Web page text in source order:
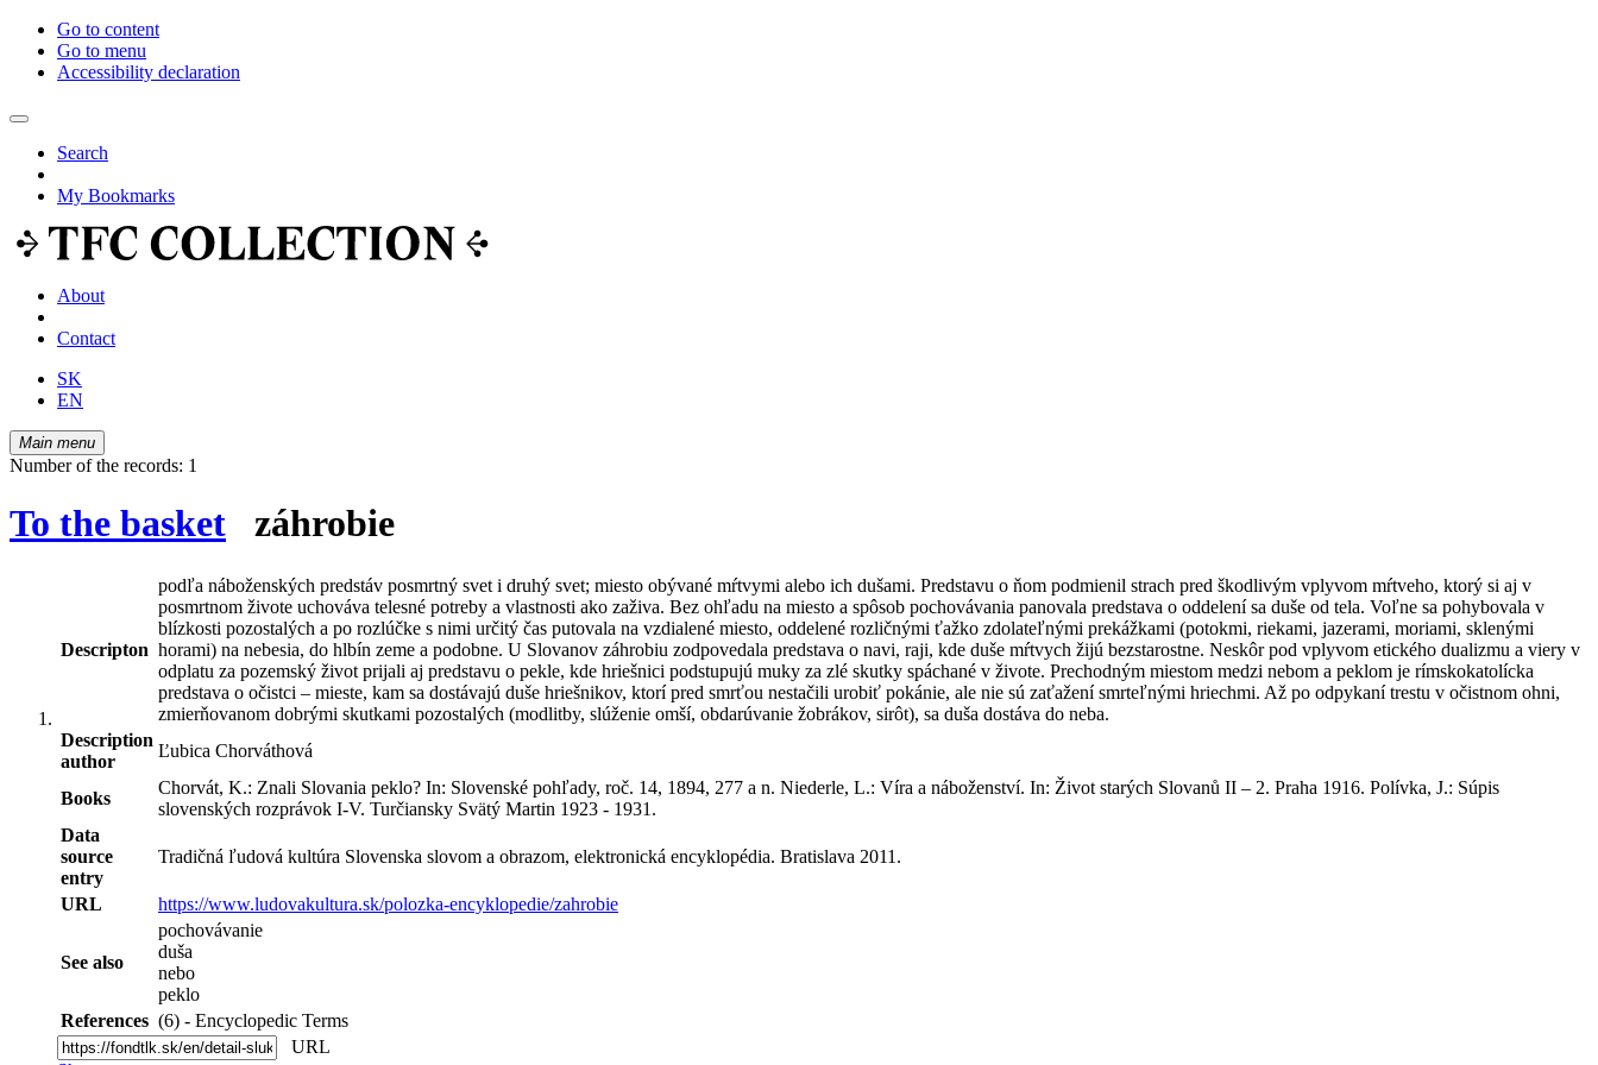
Go to content
Go to menu
Accessibility declaration
Search
My Bookmarks
About
Contact
SK
EN
Main menu
Number of the records: 1
To the basket záhrobie
Descripton
podľa náboženských predstáv posmrtný svet i druhý svet; miesto obývané mŕtvymi alebo ich dušami. Predstavu o ňom podmienil strach pred škodlivým vplyvom mŕtveho, ktorý si aj v
posmrtnom živote uchováva telesné potreby a vlastnosti ako zaživa. Bez ohľadu na miesto a spôsob pochovávania panovala predstava o oddelení sa duše od tela. Voľne sa pohybovala v
blízkosti pozostalých a po rozlúčke s nimi určitý čas putovala na vzdialené miesto, oddelené rozličnými ťažko zdolateľnými prekážkami (potokmi, riekami, jazerami, moriami, sklenými
horami) na nebesia, do hlbín zeme a podobne. U Slovanov záhrobiu zodpovedala predstava o navi, raji, kde duše mŕtvych žijú bezstarostne. Neskôr pod vplyvom etického dualizmu a viery v
odplatu za pozemský život prijali aj predstavu o pekle, kde hriešnici podstupujú muky za zlé skutky spáchané v živote. Prechodným miestom medzi nebom a peklom je rímskokatolícka
predstava o očistci – mieste, kam sa dostávajú duše hriešnikov, ktorí pred smrťou nestačili urobiť pokánie, ale nie sú zaťažení smrteľnými hriechmi. Až po odpykaní trestu v očistnom ohni,
zmierňovanom dobrými skutkami pozostalých (modlitby, slúženie omší, obdarúvanie žobrákov, sirôt), sa duša dostáva do neba.
Description
author
Ľubica Chorváthová
Books
Chorvát, K.: Znali Slovania peklo? In: Slovenské pohľady, roč. 14, 1894, 277 a n. Niederle, L.: Víra a náboženství. In: Život starých Slovanů II – 2. Praha 1916. Polívka, J.: Súpis
slovenských rozprávok I-V. Turčiansky Svätý Martin 1923 - 1931.
Data
source
entry
Tradičná ľudová kultúra Slovenska slovom a obrazom, elektronická encyklopédia. Bratislava 2011.
URL https://www.ludovakultura.sk/polozka-encyklopedie/zahrobie
See also
pochovávanie
duša
nebo
peklo
References (6) - Encyclopedic Terms
URL